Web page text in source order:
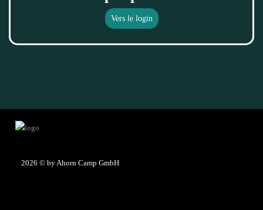
Vers le login
2026 © by Ahorn Camp GmbH